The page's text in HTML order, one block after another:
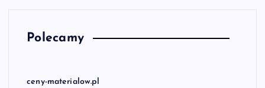
Polecamy
ceny-materialow.pl